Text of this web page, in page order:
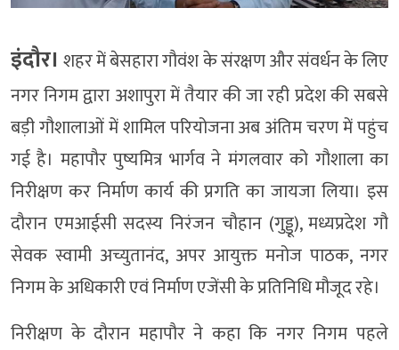
इंदौर। शहर में बेसहारा गौवंश के संरक्षण और संवर्धन के लिए
नगर निगम द्वारा अशापुरा में तैयार की जा रही प्रदेश की सबसे
बड़ी गौशालाओं में शामिल परियोजना अब अंतिम चरण में पहुंच
गई है। महापौर पुष्यमित्र भार्गव ने मंगलवार को गौशाला का
निरीक्षण कर निर्माण कार्य की प्रगति का जायजा लिया। इस
दौरान एमआईसी सदस्य निरंजन चौहान (गुड्डू), मध्यप्रदेश गौ
सेवक स्वामी अच्युतानंद, अपर आयुक्त मनोज पाठक, नगर
निगम के अधिकारी एवं निर्माण एजेंसी के प्रतिनिधि मौजूद रहे।
निरीक्षण के दौरान महापौर ने कहा कि नगर निगम पहले